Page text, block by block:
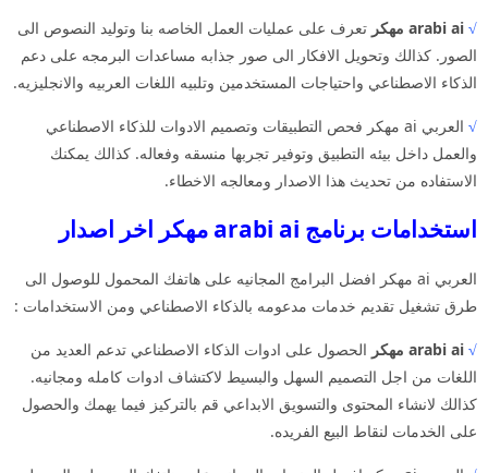
√ arabi ai مهكر
تعرف على عمليات العمل الخاصه بنا وتوليد النصوص الى
الصور. كذالك وتحويل الافكار الى صور جذابه مساعدات البرمجه على دعم
الذكاء الاصطناعي واحتياجات المستخدمين وتلبيه اللغات العربيه والانجليزيه.
√
العربي ai مهكر فحص التطبيقات وتصميم الادوات للذكاء الاصطناعي
والعمل داخل بيئه التطبيق وتوفير تجربها منسقه وفعاله. كذالك يمكنك
الاستفاده من تحديث هذا الاصدار ومعالجه الاخطاء.
استخدامات برنامج arabi ai مهكر اخر اصدار
العربي ai مهكر افضل البرامج المجانيه على هاتفك المحمول للوصول الى
طرق تشغيل تقديم خدمات مدعومه بالذكاء الاصطناعي ومن الاستخدامات :
√ arabi ai مهكر
الحصول على ادوات الذكاء الاصطناعي تدعم العديد من
اللغات من اجل التصميم السهل والبسيط لاكتشاف ادوات كامله ومجانيه.
كذالك لانشاء المحتوى والتسويق الابداعي قم بالتركيز فيما يهمك والحصول
على الخدمات لنقاط البيع الفريده.